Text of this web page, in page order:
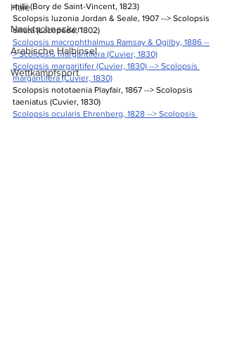
Haie
Nacktschnecken
Arabische Halbinsel
Wettkampfsport
milii (Bory de Saint-Vincent, 1823)
Scolopsis luzonia Jordan & Seale, 1907 --> Scolopsis
ciliata (Lacepède, 1802)
Scolopsis macrophthalmus Ramsay & Ogilby, 1886 --
> Scolopsis margaritifera (Cuvier, 1830)
Scolopsis margaritifer (Cuvier, 1830) --> Scolopsis
margaritifera (Cuvier, 1830)
Scolopsis nototaenia Playfair, 1867 --> Scolopsis
taeniatus (Cuvier, 1830)
Scolopsis ocularis Ehrenberg, 1828 --> Scolopsis